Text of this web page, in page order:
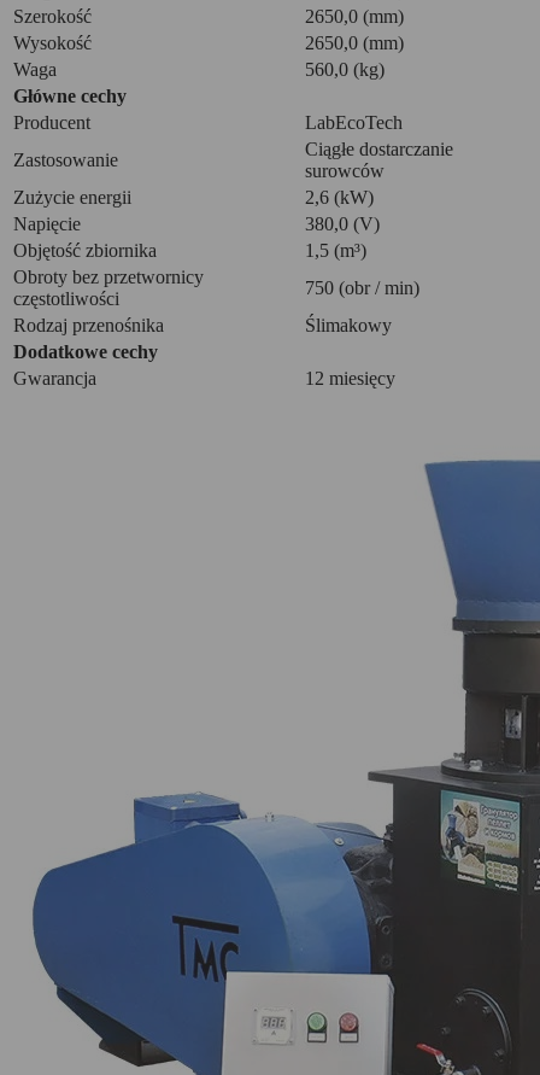
Szerokość
2650,0 (mm)
Wysokość
2650,0 (mm)
Waga
560,0 (kg)
Główne cechy
Producent
LabEcoTech
Zastosowanie
Ciągłe dostarczanie
surowców
Zużycie energii
2,6 (kW)
Napięcie
380,0 (V)
Objętość zbiornika
1,5 (m³)
Obroty bez przetwornicy
częstotliwości
750 (obr / min)
Rodzaj przenośnika
Ślimakowy
Dodatkowe cechy
Gwarancja
12 miesięcy